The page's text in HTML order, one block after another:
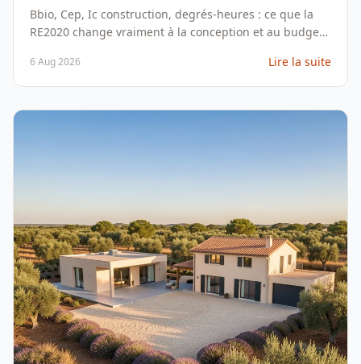
Bbio, Cep, Ic construction, degrés-heures : ce que la
RE2020 change vraiment à la conception et au budget
6 Aug 2026 Lire la suite